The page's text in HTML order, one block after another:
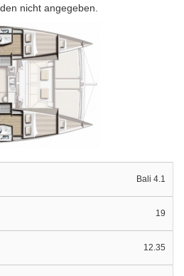
nicht angegeben.
Bali 4.1
19
12.35